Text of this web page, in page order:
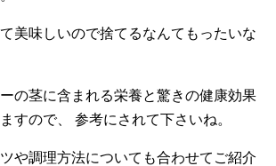
美味しいので捨てるなんてもったいな
の茎に含まれる栄養と驚きの健康効果
すので、 参考にされて下さいね。
や調理方法についても合わせてご紹介